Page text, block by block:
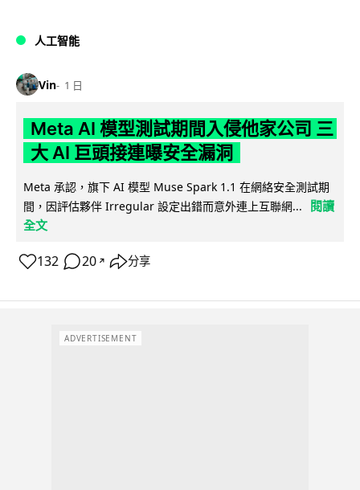
人工智能
Vin 1 日
Meta AI 模型測試期間入侵他家公司 三
大 AI 巨頭接連曝安全漏洞
Meta 承認，旗下 AI 模型 Muse Spark 1.1 在網絡安全測試期
間，因評估夥伴 Irregular 設定出錯而意外連上互聯網...
閱讀
全文
132 20 ↗ 分享
ADVERTISEMENT